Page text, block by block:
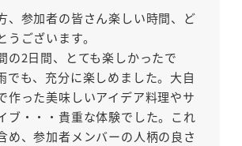
、参加者の皆さん楽しい時間、ど
うございます。
の2日間、とても楽しかったで
でも、充分に楽しめました。大自
作った美味しいアイデア料理やサ
ブ・・・貴重な体験でした。これ
め、参加者メンバーの人柄の良さ